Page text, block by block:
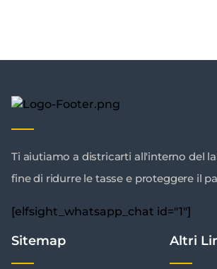
Ti aiutiamo a districarti all'interno del
fine di ridurre le tasse e proteggere il
[elfsight_whatsapp_chat id="1"]
Sitemap Altri